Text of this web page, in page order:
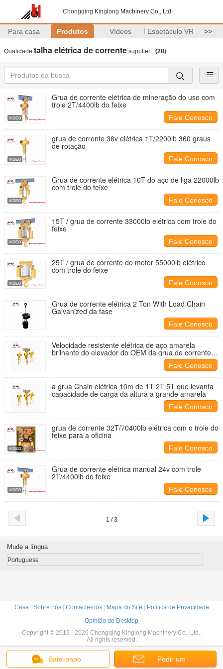
Chongqing Kinglong Machinery Co., Ltd.
Para casa Produtos Vídeos Espetáculo VR >>
Qualidade talha elétrica de corrente supplier. (28)
Grua de corrente elétrica de mineração do uso com
trole 2T/4400lb do feixe
Fale Conosco
grua de corrente 36v elétrica 1T/2200lb 360 graus
de rotação
Fale Conosco
Grua de corrente elétrica 10T do aço de liga 22000lb
com trole do feixe
Fale Conosco
15T / grua de corrente 33000lb elétrica com trole do
feixe
Fale Conosco
25T / grua de corrente do motor 55000lb elétrico
com trole do feixe
Fale Conosco
Grua de corrente elétrica 2 Ton With Load Chain
Galvanized da fase
Fale Conosco
Velocidade resistente elétrica de aço amarela
brilhante do elevador do OEM da grua de corrente
Fale Conosco
a grua Chain elétrica 10m de 1T 2T 5T que levanta
capacidade de carga da altura a grande amarela
Fale Conosco
grua de corrente 32T/70400lb elétrica com o trole do
feixe para a oficina
Fale Conosco
Grua de corrente elétrica manual 24v com trole
2T/4400lb do feixe
Fale Conosco
1 / 3
Bate-papo Pedir um
Mude a língua
Portuguese
Casa| Sobre nós| Contacte-nos| Mapa do Site
Política de Privacidade
Opinião do Desktop
Copyright © 2019 - 2026 Chongqing Kinglong Machinery Co., Ltd..
All rights reserved.